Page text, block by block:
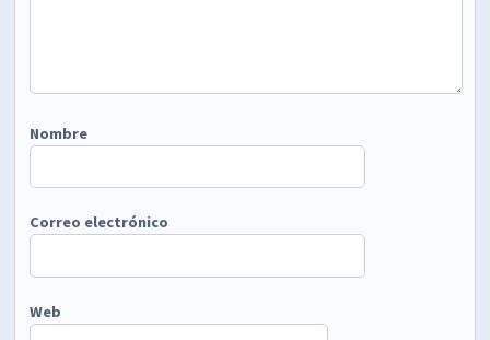
Nombre
Correo electrónico
Web